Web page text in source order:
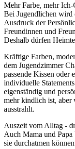
Mehr Farbe, mehr Ich-
Bei Jugendlichen wird
Ausdruck der
Freundinnen und
Deshalb dürfen
Kräftige Farben,
dem Jugendzimmer
passende Kissen oder
individuelle
eigenständig und
mehr kindlich ist, aber
ausstrahlt.
Auszeit vom Alltag -
Auch Mama und
sie durchatmen